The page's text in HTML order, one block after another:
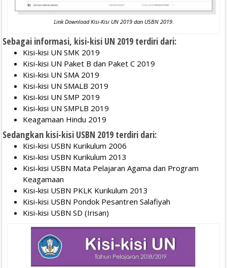
Link Download Kisi-Kisi UN 2019 dan USBN 2019.
Sebagai informasi, kisi-kisi UN 2019 terdiri dari:
Kisi-kisi UN SMK 2019
Kisi-kisi UN Paket B dan Paket C 2019
Kisi-kisi UN SMA 2019
Kisi-kisi UN SMALB 2019
Kisi-kisi UN SMP 2019
Kisi-kisi UN SMPLB 2019
Keagamaan Hindu 2019
Sedangkan kisi-kisi USBN 2019 terdiri dari:
Kisi-kisi USBN Kurikulum 2006
Kisi-kisi USBN Kurikulum 2013
Kisi-kisi USBN Mata Pelajaran Agama dan Program
Keagamaan
Kisi-kisi USBN PKLK Kurikulum 2013
Kisi-kisi USBN Pondok Pesantren Salafiyah
Kisi-kisi USBN SD (Irisan)